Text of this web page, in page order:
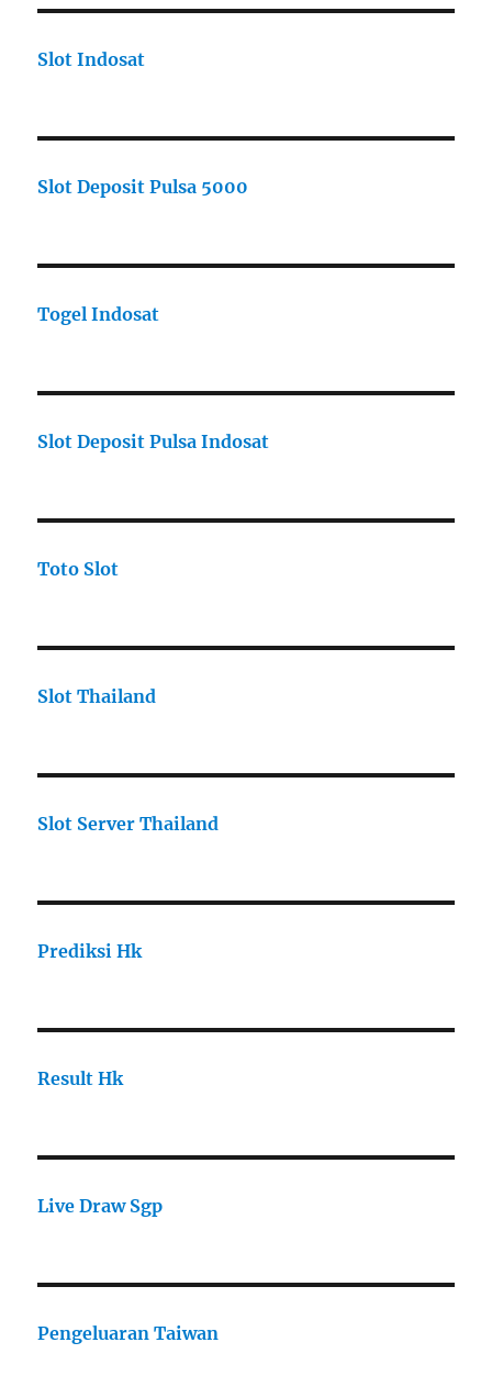
Slot Indosat
Slot Deposit Pulsa 5000
Togel Indosat
Slot Deposit Pulsa Indosat
Toto Slot
Slot Thailand
Slot Server Thailand
Prediksi Hk
Result Hk
Live Draw Sgp
Pengeluaran Taiwan